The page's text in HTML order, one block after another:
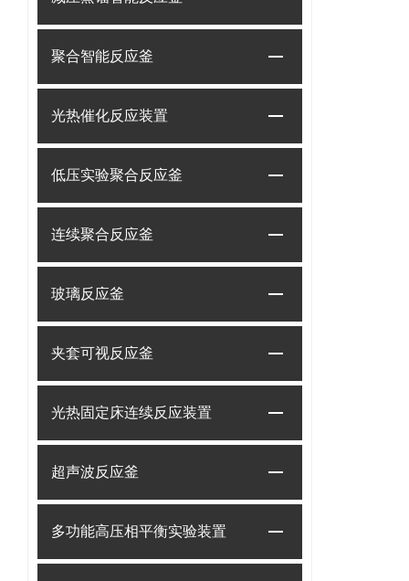
聚合智能反应釜
光热催化反应装置
低压实验聚合反应釜
连续聚合反应釜
玻璃反应釜
夹套可视反应釜
光热固定床连续反应装置
超声波反应釜
多功能高压相平衡实验装置